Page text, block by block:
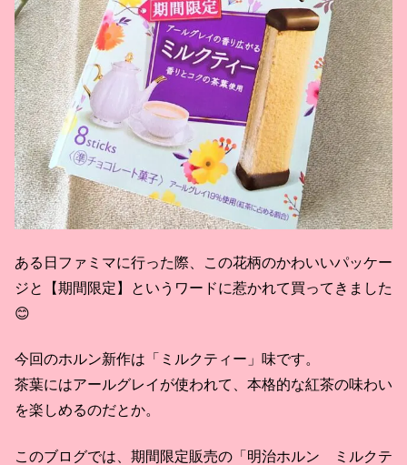
ある日ファミマに行った際、この花柄のかわいいパッケー
ジと【期間限定】というワードに惹かれて買ってきました
😊
今回のホルン新作は「ミルクティー」味です。
茶葉にはアールグレイが使われて、本格的な紅茶の味わい
を楽しめるのだとか。
このブログでは、期間限定販売の「明治ホルン ミルクテ